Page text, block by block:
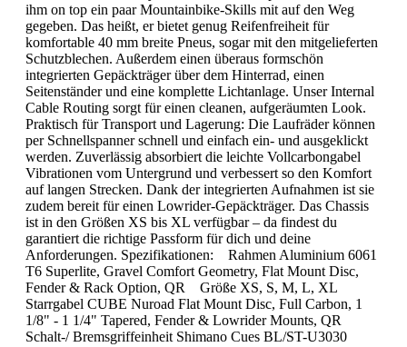
ihm on top ein paar Mountainbike-Skills mit auf den Weg
gegeben. Das heißt, er bietet genug Reifenfreiheit für
komfortable 40 mm breite Pneus, sogar mit den mitgelieferten
Schutzblechen. Außerdem einen überaus formschön
integrierten Gepäckträger über dem Hinterrad, einen
Seitenständer und eine komplette Lichtanlage. Unser Internal
Cable Routing sorgt für einen cleanen, aufgeräumten Look.
Praktisch für Transport und Lagerung: Die Laufräder können
per Schnellspanner schnell und einfach ein- und ausgeklickt
werden. Zuverlässig absorbiert die leichte Vollcarbongabel
Vibrationen vom Untergrund und verbessert so den Komfort
auf langen Strecken. Dank der integrierten Aufnahmen ist sie
zudem bereit für einen Lowrider-Gepäckträger. Das Chassis
ist in den Größen XS bis XL verfügbar – da findest du
garantiert die richtige Passform für dich und deine
Anforderungen. Spezifikationen: Rahmen Aluminium 6061
T6 Superlite, Gravel Comfort Geometry, Flat Mount Disc,
Fender & Rack Option, QR Größe XS, S, M, L, XL
Starrgabel CUBE Nuroad Flat Mount Disc, Full Carbon, 1
1/8" - 1 1/4" Tapered, Fender & Lowrider Mounts, QR
Schalt-/ Bremsgriffeinheit Shimano Cues BL/ST-U3030